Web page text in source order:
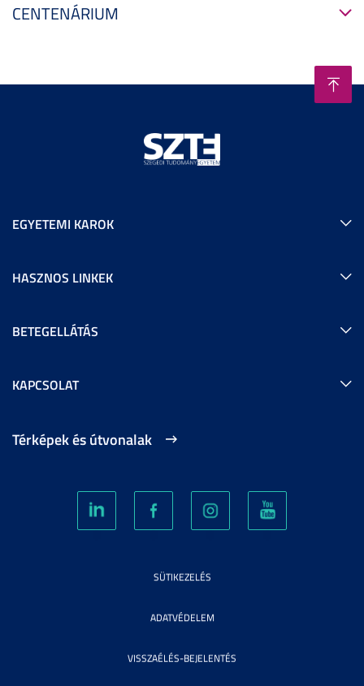
CENTENÁRIUM
EGYETEMI KAROK
HASZNOS LINKEK
BETEGELLÁTÁS
KAPCSOLAT
Térképek és útvonalak
SÜTIKEZELÉS
ADATVÉDELEM
VISSZAÉLÉS-BEJELENTÉS